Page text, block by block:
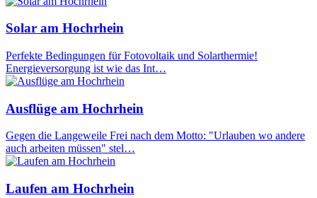
Solar am Hochrhein
Perfekte Bedingungen für Fotovoltaik und Solarthermie!
Energieversorgung ist wie das Int…
Ausflüge am Hochrhein
Gegen die Langeweile Frei nach dem Motto: "Urlauben wo andere
auch arbeiten müssen" stel…
Laufen am Hochrhein